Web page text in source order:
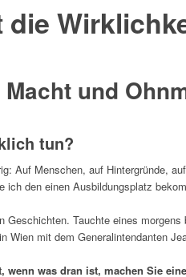
und
tun?
Auf Menschen, auf Hintergründe,
ich den einen Ausbildungsplatz
Geschichten. Tauchte eines morgens
Wien mit dem Generalintendanten
wenn was dran ist, machen Sie